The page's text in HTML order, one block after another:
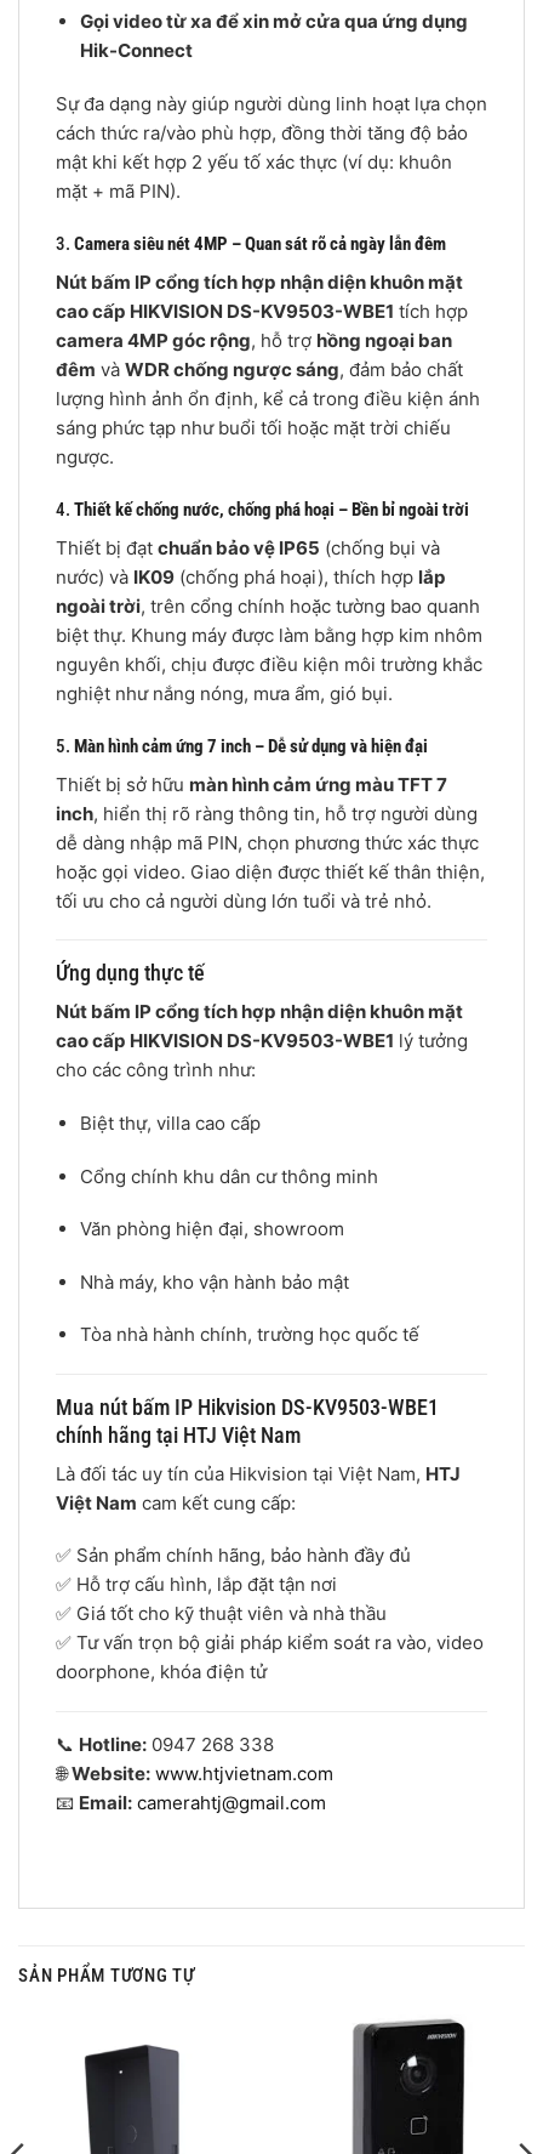
Gọi video từ xa để xin mở cửa qua ứng dụng
Hik-Connect
Sự đa dạng này giúp người dùng linh hoạt lựa chọn
cách thức ra/vào phù hợp, đồng thời tăng độ bảo
mật khi kết hợp 2 yếu tố xác thực (ví dụ: khuôn
mặt + mã PIN).
3. Camera siêu nét 4MP – Quan sát rõ cả ngày lẫn đêm
Nút bấm IP cổng tích hợp nhận diện khuôn mặt
cao cấp HIKVISION DS-KV9503-WBE1 tích hợp
camera 4MP góc rộng, hỗ trợ hồng ngoại ban
đêm và WDR chống ngược sáng, đảm bảo chất
lượng hình ảnh ổn định, kể cả trong điều kiện ánh
sáng phức tạp như buổi tối hoặc mặt trời chiếu
ngược.
4. Thiết kế chống nước, chống phá hoại – Bền bỉ ngoài trời
Thiết bị đạt chuẩn bảo vệ IP65 (chống bụi và
nước) và IK09 (chống phá hoại), thích hợp lắp
ngoài trời, trên cổng chính hoặc tường bao quanh
biệt thự. Khung máy được làm bằng hợp kim nhôm
nguyên khối, chịu được điều kiện môi trường khắc
nghiệt như nắng nóng, mưa ẩm, gió bụi.
5. Màn hình cảm ứng 7 inch – Dễ sử dụng và hiện đại
Thiết bị sở hữu màn hình cảm ứng màu TFT 7
inch, hiển thị rõ ràng thông tin, hỗ trợ người dùng
dễ dàng nhập mã PIN, chọn phương thức xác thực
hoặc gọi video. Giao diện được thiết kế thân thiện,
tối ưu cho cả người dùng lớn tuổi và trẻ nhỏ.
Ứng dụng thực tế
Nút bấm IP cổng tích hợp nhận diện khuôn mặt
cao cấp HIKVISION DS-KV9503-WBE1 lý tưởng
cho các công trình như:
Biệt thự, villa cao cấp
Cổng chính khu dân cư thông minh
Văn phòng hiện đại, showroom
Nhà máy, kho vận hành bảo mật
Tòa nhà hành chính, trường học quốc tế
Mua nút bấm IP Hikvision DS-KV9503-WBE1
chính hãng tại HTJ Việt Nam
Là đối tác uy tín của Hikvision tại Việt Nam, HTJ
Việt Nam cam kết cung cấp:
✅ Sản phẩm chính hãng, bảo hành đầy đủ
✅ Hỗ trợ cấu hình, lắp đặt tận nơi
✅ Giá tốt cho kỹ thuật viên và nhà thầu
✅ Tư vấn trọn bộ giải pháp kiểm soát ra vào, video
doorphone, khóa điện tử
📞 Hotline: 0947 268 338
🌐Website: www.htjvietnam.com
📧 Email: camerahtj@gmail.com
SẢN PHẨM TƯƠNG TỰ